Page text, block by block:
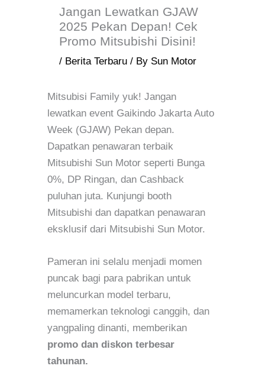
Jangan Lewatkan GJAW
2025 Pekan Depan! Cek
Promo Mitsubishi Disini!
/ Berita Terbaru / By Sun Motor
Mitsubisi Family yuk! Jangan
lewatkan event Gaikindo Jakarta Auto
Week (GJAW) Pekan depan.
Dapatkan penawaran terbaik
Mitsubishi Sun Motor seperti Bunga
0%, DP Ringan, dan Cashback
puluhan juta. Kunjungi booth
Mitsubishi dan dapatkan penawaran
eksklusif dari Mitsubishi Sun Motor.
Pameran ini selalu menjadi momen
puncak bagi para pabrikan untuk
meluncurkan model terbaru,
memamerkan teknologi canggih, dan
yangpaling dinanti, memberikan
promo dan diskon terbesar
tahunan.